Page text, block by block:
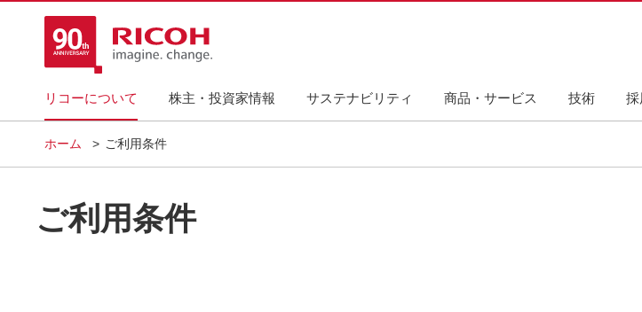
リコーについて 株主・投資家情報 サステナビリティ 商品・サービス 技術 採
ホーム ご利用条件
ご利用条件